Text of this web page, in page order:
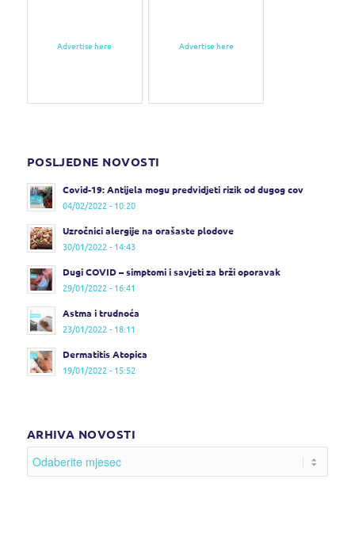
Advertise here Advertise here
POSLJEDNE NOVOSTI
Covid-19: Antijela mogu predvidjeti rizik od dugog cov
04/02/2022 - 10:20
Uzročnici alergije na orašaste plodove
30/01/2022 - 14:43
Dugi COVID – simptomi i savjeti za brži oporavak
29/01/2022 - 16:41
Astma i trudnoća
23/01/2022 - 18:11
Dermatitis Atopica
19/01/2022 - 15:52
ARHIVA NOVOSTI